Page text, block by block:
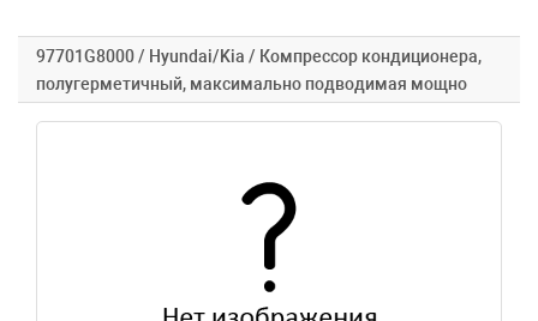
97701G8000 / Hyundai/Kia / Компрессор кондиционера,
полугерметичный, максимально подводимая мощно